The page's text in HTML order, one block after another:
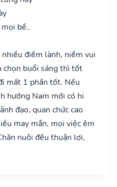
bề..
điềm lành, niềm vui
chọn buổi sáng thì tốt
mất 1 phần tốt. Nếu
hướng Nam mới có hi
đạo, quan chức cao
may mắn, mọi việc êm
nuôi đều thuận lợi,